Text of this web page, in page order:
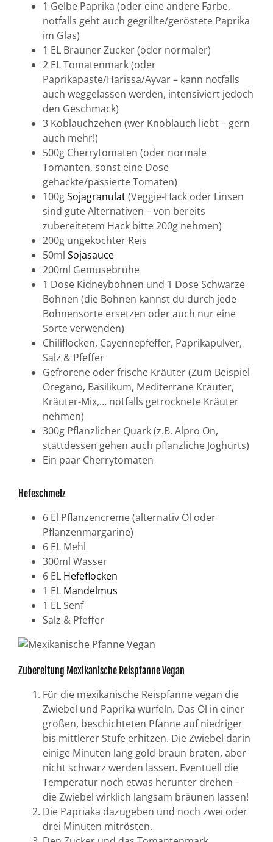
1 Gelbe Paprika (oder eine andere Farbe,
notfalls geht auch gegrillte/geröstete Paprika
im Glas)
1 EL Brauner Zucker (oder normaler)
2 EL Tomatenmark (oder
Paprikapaste/Harissa/Ayvar – kann notfalls
auch weggelassen werden, intensiviert jedoch
den Geschmack)
3 Koblauchzehen (wer Knoblauch liebt – gern
auch mehr!)
500g Cherrytomaten (oder normale
Tomanten, sonst eine Dose
gehackte/passierte Tomaten)
100gSojagranulat(Veggie-Hack oder Linsen
sind gute Alternativen – von bereits
zubereitetem Hack bitte 200g nehmen)
200g ungekochter Reis
50ml Sojasauce
200ml Gemüsebrühe
1 Dose Kidneybohnen und 1 Dose Schwarze
Bohnen (die Bohnen kannst du durch jede
Bohnensorte ersetzen oder auch nur eine
Sorte verwenden)
Chiliflocken, Cayennepfeffer, Paprikapulver,
Salz & Pfeffer
Gefrorene oder frische Kräuter (Zum Beispiel
Oregano, Basilikum, Mediterrane Kräuter,
Kräuter-Mix,… notfalls getrocknete Kräuter
nehmen)
300g Pflanzlicher Quark (z.B. Alpro On,
stattdessen gehen auch pflanzliche Joghurts)
Ein paar Cherrytomaten
Hefeschmelz
6 El Pflanzencreme (alternativ Öl oder
Pflanzenmargarine)
6 EL Mehl
300ml Wasser
6 EL Hefeflocken
1 EL Mandelmus
1 EL Senf
Salz & Pfeffer
Zubereitung Mexikanische Reispfanne Vegan
Für die mexikanische Reispfanne vegan die
Zwiebel und Paprika würfeln. Das Öl in einer
großen, beschichteten Pfanne auf niedriger
bis mittlerer Stufe erhitzen. Die Zwiebel darin
einige Minuten lang gold-braun braten, aber
nicht schwarz werden lassen. Eventuell die
Temperatur noch etwas herunter drehen –
die Zwiebel wirklich langsam bräunen lassen!
Die Papriaka dazugeben und noch zwei oder
drei Minuten mitrösten.